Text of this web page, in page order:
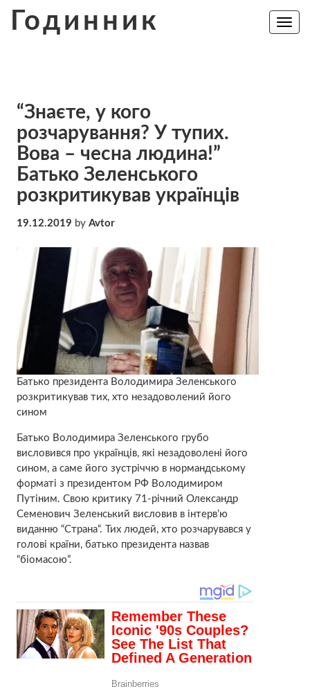
Годинник
Toggle
“Знаєте, у кого
розчарування? У тупих.
Вова – чесна людина!”
Батько Зеленського
розкритикував українців
19.12.2019 by Avtor
Батько президента Володимира Зеленського
розкритикував тих, хто незадоволений його
сином
Батько Володимира Зеленського грубо
висловився про українців, які незадоволені його
сином, а саме його зустріччю в нормандському
форматі з президентом РФ Володимиром
Путіним. Свою критику 71-річний Олександр
Семенович Зеленський висловив в інтерв’ю
виданню “Страна“. Тих людей, хто розчарувався у
голові країни, батько президента назвав
“біомасою”.